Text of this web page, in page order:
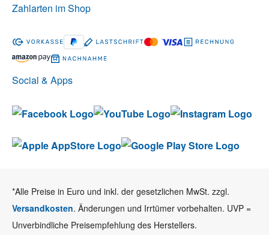
Social & Apps
Zahlarten im Shop
*Alle Preise in Euro und inkl. der gesetzlichen MwSt. zzgl.
Versandkosten. Änderungen und Irrtümer vorbehalten. UVP =
Unverbindliche Preisempfehlung des Herstellers.